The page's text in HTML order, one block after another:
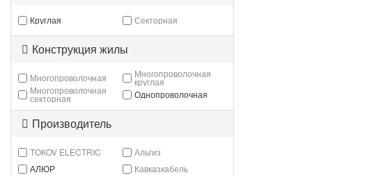
Круглая Секторная
Конструкция жилы
Многопроволочная Многопроволочная
круглая
Многопроволочная
секторная Однопроволочная
Производитель
TOKOV ELECTRIC
Альгиз
АЛЮР
Кавказкабель